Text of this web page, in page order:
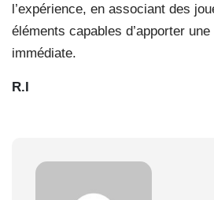
l’expérience, en associant des
éléments capables d’apporter
immédiate.
R.I